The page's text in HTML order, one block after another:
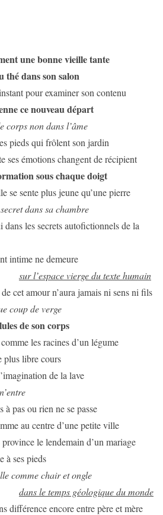
une bonne vieille tante
dans son salon
pour examiner son contenu
ce nouveau départ
corps non dans l’âme
pieds qui frôlent son jardin
ses émotions changent de récipient
sous chaque doigt
se sente plus jeune qu’une pierre
dans sa chambre
dans les secrets autofictionnels de la
intime ne demeure
sur l’espace vierge du texte humain
cet amour n’aura jamais ni sens ni fils
coup de verge
de son corps
les racines d’un légume
plus libre cours
de la lave
à pas ou rien ne se passe
au centre d’une petite ville
province le lendemain d’un mariage
à ses pieds
comme chair et ongle
dans le temps géologique du monde
différence encore entre père et mère